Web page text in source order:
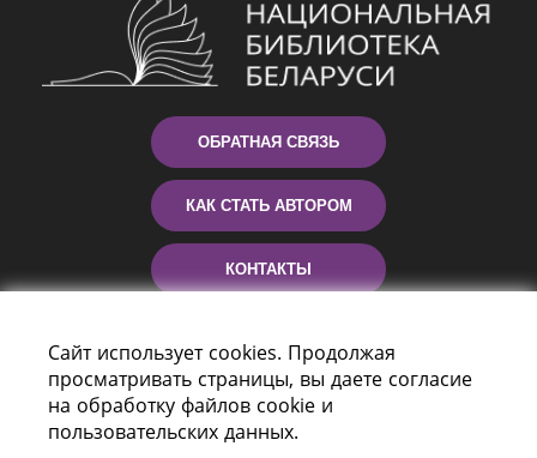
ОБРАТНАЯ СВЯЗЬ
КАК СТАТЬ АВТОРОМ
КОНТАКТЫ
Сайт использует cookies. Продолжая
просматривать страницы, вы даете согласие
на обработку файлов cookie и
пользовательских данных.